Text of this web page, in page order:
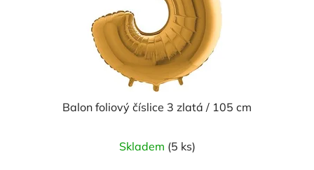
Balon foliový číslice 3 zlatá / 105 cm
Skladem (5 ks)